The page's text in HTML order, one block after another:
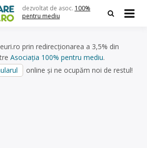
dezvoltat de asoc. 100%
pentru mediu
prin redirecționarea a 3,5% din
Asociația 100% pentru mediu.
online și ne ocupăm noi de restul!